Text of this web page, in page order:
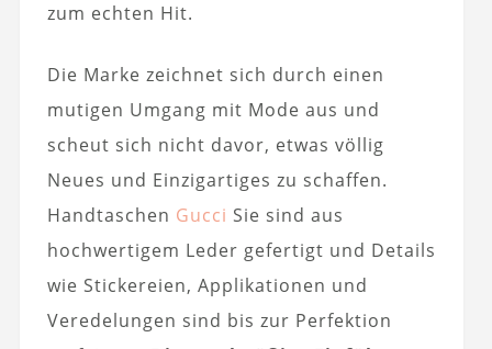
zum echten Hit.
Die Marke zeichnet sich durch einen
mutigen Umgang mit Mode aus und
scheut sich nicht davor, etwas völlig
Neues und Einzigartiges zu schaffen.
Handtaschen Gucci Sie sind aus
hochwertigem Leder gefertigt und Details
wie Stickereien, Applikationen und
Veredelungen sind bis zur Perfektion